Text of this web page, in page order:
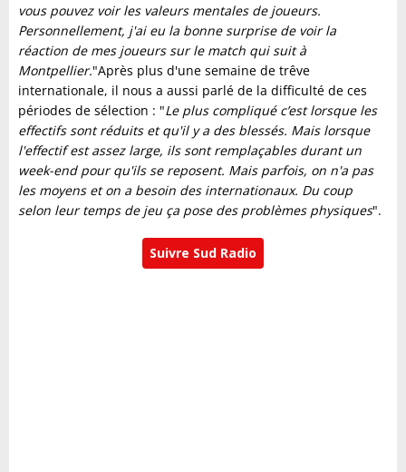
vous pouvez voir les valeurs mentales de joueurs.
Personnellement, j'ai eu la bonne surprise de voir la
réaction de mes joueurs sur le match qui suit à
Montpellier."Après plus d'une semaine de trêve
internationale, il nous a aussi parlé de la difficulté de ces
périodes de sélection : "Le plus compliqué c’est lorsque les
effectifs sont réduits et qu'il y a des blessés. Mais lorsque
l'effectif est assez large, ils sont remplaçables durant un
week-end pour qu'ils se reposent. Mais parfois, on n'a pas
les moyens et on a besoin des internationaux. Du coup
selon leur temps de jeu ça pose des problèmes physiques".
Suivre Sud Radio